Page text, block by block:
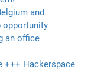
and
opportunity
an office
+++ Hackerspace